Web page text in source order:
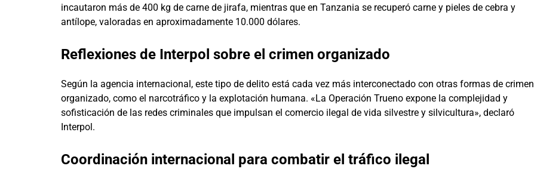
incautaron más de 400 kg de carne de jirafa, mientras que en Tanzania se recuperó carne y pieles de cebra y
antílope, valoradas en aproximadamente 10.000 dólares.
Reflexiones de Interpol sobre el crimen organizado
Según la agencia internacional, este tipo de delito está cada vez más interconectado con otras formas de crimen
organizado, como el narcotráfico y la explotación humana. «La Operación Trueno expone la complejidad y
sofisticación de las redes criminales que impulsan el comercio ilegal de vida silvestre y silvicultura», declaró
Interpol.
Coordinación internacional para combatir el tráfico ilegal